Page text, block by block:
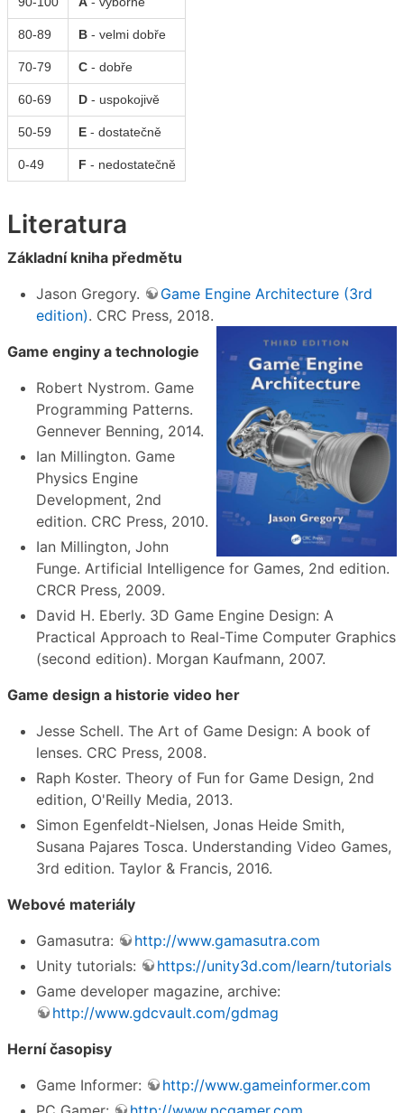
80-89 B- velmi dobře
70-79 C- dobře
60-69 D- uspokojivě
50-59 E- dostatečně
0-49 F - nedostatečně
Literatura
Základní kniha předmětu
Jason Gregory.
Game Engine Architecture (3rd
edition). CRC Press, 2018.
Game enginy a technologie
Robert Nystrom. Game
Programming Patterns.
Gennever Benning, 2014.
Ian Millington. Game
Physics Engine
Development, 2nd
edition. CRC Press, 2010.
Ian Millington, John
Funge. Artificial Intelligence for Games, 2nd edition.
CRCR Press, 2009.
David H. Eberly. 3D Game Engine Design: A
Practical Approach to Real-Time Computer Graphics
(second edition). Morgan Kaufmann, 2007.
Game design a historie video her
Jesse Schell. The Art of Game Design: A book of
lenses. CRC Press, 2008.
Raph Koster. Theory of Fun for Game Design, 2nd
edition, O'Reilly Media, 2013.
Simon Egenfeldt-Nielsen, Jonas Heide Smith,
Susana Pajares Tosca. Understanding Video Games,
3rd edition. Taylor & Francis, 2016.
Webové materiály
Gamasutra:
http://www.gamasutra.com
Unity tutorials:
https://unity3d.com/learn/tutorials
Game developer magazine, archive:
http://www.gdcvault.com/gdmag
Herní časopisy
Game Informer:
http://www.gameinformer.com